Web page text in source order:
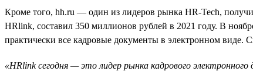
Кроме того, hh.ru — один из лидеров рынка HR-Tech,
HRlink, составил 350 миллионов рублей в 2021 году. В
практически все кадровые документы в электронном виде.
«HRlink сегодня — это лидер рынка кадрового